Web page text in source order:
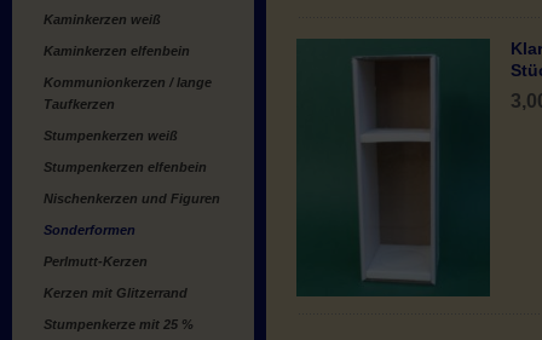
Kaminkerzen weiß
Kaminkerzen elfenbein
Kommunionkerzen / lange
Taufkerzen
Stumpenkerzen weiß
Stumpenkerzen elfenbein
Nischenkerzen und Figuren
Sonderformen
Perlmutt-Kerzen
Kerzen mit Glitzerrand
Stumpenkerze mit 25 %